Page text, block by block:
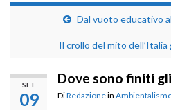
Dal vuoto educativo
Il crollo del mito
SET
09
Dove sono finiti
DiRedazionein